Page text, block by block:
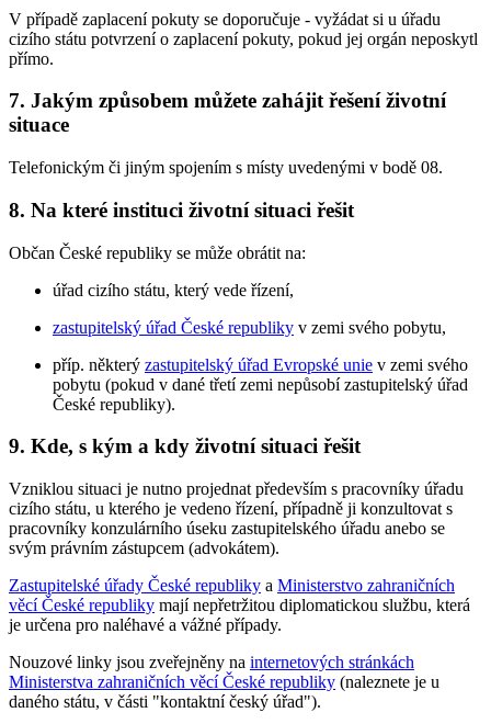
V případě zaplacení pokuty se doporučuje - vyžádat si u úřadu
cizího státu potvrzení o zaplacení pokuty, pokud jej orgán neposkytl
přímo.
7. Jakým způsobem můžete zahájit řešení životní
situace
Telefonickým či jiným spojením s místy uvedenými v bodě 08.
8. Na které instituci životní situaci řešit
Občan České republiky se může obrátit na:
úřad cizího státu, který vede řízení,
zastupitelský úřad České republiky v zemi svého pobytu,
příp. některý zastupitelský úřad Evropské unie v zemi svého
pobytu (pokud v dané třetí zemi nepůsobí zastupitelský úřad
České republiky).
9. Kde, s kým a kdy životní situaci řešit
Vzniklou situaci je nutno projednat především s pracovníky úřadu
cizího státu, u kterého je vedeno řízení, případně ji konzultovat s
pracovníky konzulárního úseku zastupitelského úřadu anebo se
svým právním zástupcem (advokátem).
Zastupitelské úřady České republiky a Ministerstvo zahraničních
věcí České republiky mají nepřetržitou diplomatickou službu, která
je určena pro naléhavé a vážné případy.
Nouzové linky jsou zveřejněny na internetových stránkách
Ministerstva zahraničních věcí České republiky (naleznete je u
daného státu, v části "kontaktní český úřad").